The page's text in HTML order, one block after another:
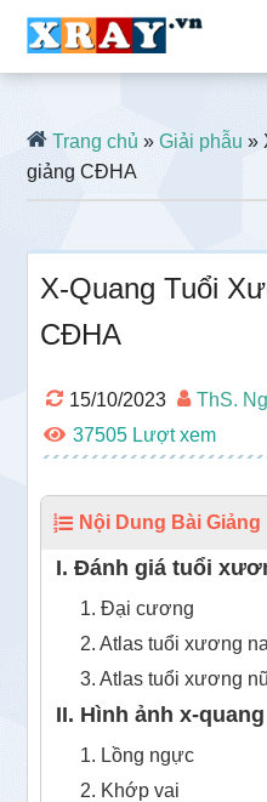
Trang chủ »Giải phẫu »
giảng CĐHA
X-Quang Tuổi
CĐHA
15/10/2023 ThS.
37505
Nội Dung Bài Giảng
I. Đánh giá tuổi
1. Đại cương
2. Atlas tuổi xương
3. Atlas tuổi xương
II. Hình ảnh x-quang
1. Lồng ngực
2. Khớp vai